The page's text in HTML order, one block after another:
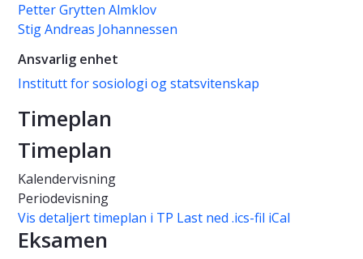
Petter Grytten Almklov
Stig Andreas Johannessen
Ansvarlig enhet
Institutt for sosiologi og statsvitenskap
Timeplan
Timeplan
Kalendervisning
Periodevisning
Vis detaljert timeplan i TP Last ned .ics-fil iCal
Eksamen